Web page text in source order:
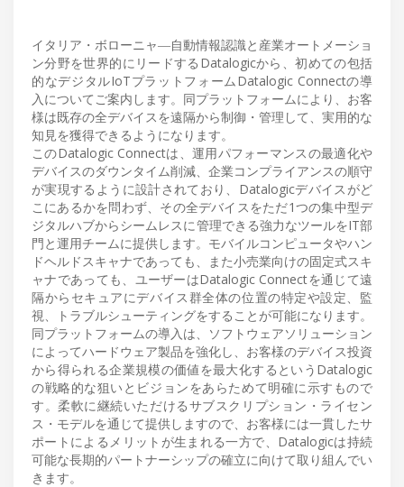
イタリア・ボローニャ―自動情報認識と産業オートメーショ
ン分野を世界的にリードするDatalogicから、初めての包括
的なデジタルIoTプラットフォームDatalogic Connectの導
入についてご案内します。同プラットフォームにより、お客
様は既存の全デバイスを遠隔から制御・管理して、実用的な
知見を獲得できるようになります。
このDatalogic Connectは、運用パフォーマンスの最適化や
デバイスのダウンタイム削減、企業コンプライアンスの順守
が実現するように設計されており、Datalogicデバイスがど
こにあるかを問わず、その全デバイスをただ1つの集中型デ
ジタルハブからシームレスに管理できる強力なツールをIT部
門と運用チームに提供します。モバイルコンピュータやハン
ドヘルドスキャナであっても、また小売業向けの固定式スキ
ャナであっても、ユーザーはDatalogic Connectを通じて遠
隔からセキュアにデバイス群全体の位置の特定や設定、監
視、トラブルシューティングをすることが可能になります。
同プラットフォームの導入は、ソフトウェアソリューション
によってハードウェア製品を強化し、お客様のデバイス投資
から得られる企業規模の価値を最大化するというDatalogic
の戦略的な狙いとビジョンをあらためて明確に示すもので
す。柔軟に継続いただけるサブスクリプション・ライセン
ス・モデルを通じて提供しますので、お客様には一貫したサ
ポートによるメリットが生まれる一方で、Datalogicは持続
可能な長期的パートナーシップの確立に向けて取り組んでい
きます。